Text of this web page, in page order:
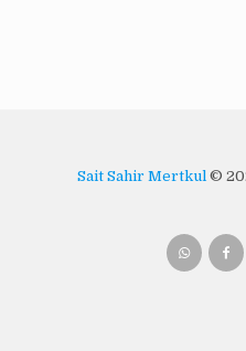
Sait Sahir Mertkul ©